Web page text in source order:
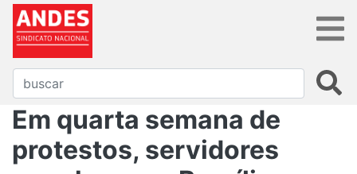
Em quarta semana de
protestos, servidores